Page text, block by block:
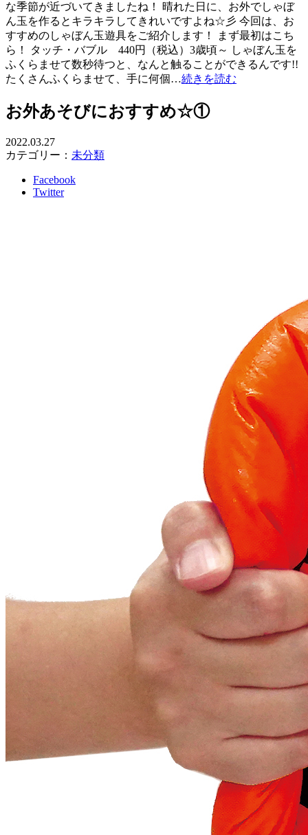
な季節が近づいてきましたね！ 晴れた日に、お外でしゃぼ
ん玉を作るとキラキラしてきれいですよね☆彡 今回は、お
すすめのしゃぼん玉遊具をご紹介します！ まず最初はこち
ら！ タッチ・バブル 440円（税込）3歳頃～ しゃぼん玉を
ふくらませて数秒待つと、なんと触ることができるんです!!
たくさんふくらませて、手に何個…続きを読む
お外あそびにおすすめ☆①
2022.03.27
カテゴリー： 未分類
Facebook
Twitter